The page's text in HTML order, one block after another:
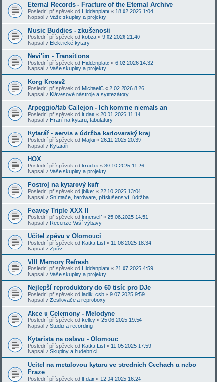
Eternal Records - Fracture of the Eternal Archive
Poslední příspěvek od Hiddenplate « 18.02.2026 1:04
Napsal v Vaše skupiny a projekty
Music Buddies - zkušenosti
Poslední příspěvek od kobza « 9.02.2026 21:40
Napsal v Elektrické kytary
Nevi'im - Transitions
Poslední příspěvek od Hiddenplate « 6.02.2026 14:32
Napsal v Vaše skupiny a projekty
Korg Kross2
Poslední příspěvek od MichaelC « 2.02.2026 8:26
Napsal v Klávesové nástroje a syntezátory
Arpeggio/tab Callejon - Ich komme niemals an
Poslední příspěvek od lt.dan « 20.01.2026 11:14
Napsal v Hraní na kytaru, tabulatury
Kytarář - servis a údržba karlovarský kraj
Poslední příspěvek od Majkii « 26.11.2025 20:39
Napsal v Kytaráři
HOX
Poslední příspěvek od krudox « 30.10.2025 11:26
Napsal v Vaše skupiny a projekty
Postroj na kytarový kufr
Poslední příspěvek od jbiker « 22.10.2025 13:04
Napsal v Snímače, hardware, příslušenství, údržba
Peavey Triple XXX II
Poslední příspěvek od innerself « 25.08.2025 14:51
Napsal v Recenze Vaší výbavy
Učitel zpěvu v Olomouci
Poslední příspěvek od Katka List « 11.08.2025 18:34
Napsal v Zpěv
VIII Memory Refresh
Poslední příspěvek od Hiddenplate « 21.07.2025 4:59
Napsal v Vaše skupiny a projekty
Nejlepší reproduktory do 60 tisíc pro DJe
Poslední příspěvek od ladik_csb « 9.07.2025 9:59
Napsal v Zesilovače a reproboxy
Akce u Celemony - Melodyne
Poslední příspěvek od kelley « 25.06.2025 19:54
Napsal v Studio a recording
Kytarista na oslavu - Olomouc
Poslední příspěvek od Katka List « 11.05.2025 17:59
Napsal v Skupiny a hudebníci
Ucitel na metalovou kytaru ve strednich Cechach a nebo
Praze
Poslední příspěvek od lt.dan « 12.04.2025 16:24